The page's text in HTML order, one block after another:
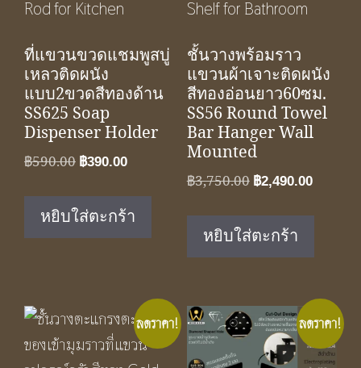
ที่แขวนขวดแชมพูสบู่
เหลวติดผนัง
แบบ2ขวดสีทองด้าน
SS625 Soap
Dispenser Holder
฿590.00 Original
was:
฿590.00.
฿390.00Current
฿390.00.
หยิบใส่ตะกร้า
ชั้นวางพร้อมราว
แขวนผ้าเจาะติดผนัง
สีทองอ่อนยาว60ซม.
SS56 Round Towel
Bar Hanger Wall
Mounted
฿3,750.00 Original
฿3,750.00.
฿2,490.00
หยิบใส่ตะกร้า
ลดราคา! ลดราคา!